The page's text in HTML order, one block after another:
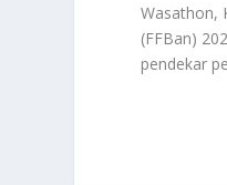
Wasathon,
(FFBan)
pendekar